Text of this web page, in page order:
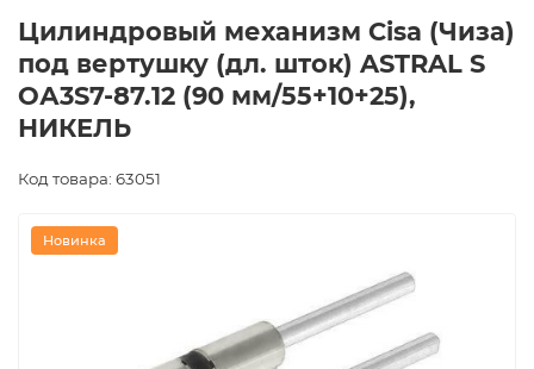
Цилиндровый механизм Cisa (Чиза)
под вертушку (дл. шток) ASTRAL S
ОА3S7-87.12 (90 мм/55+10+25),
НИКЕЛЬ
Код товара: 63051
Новинка